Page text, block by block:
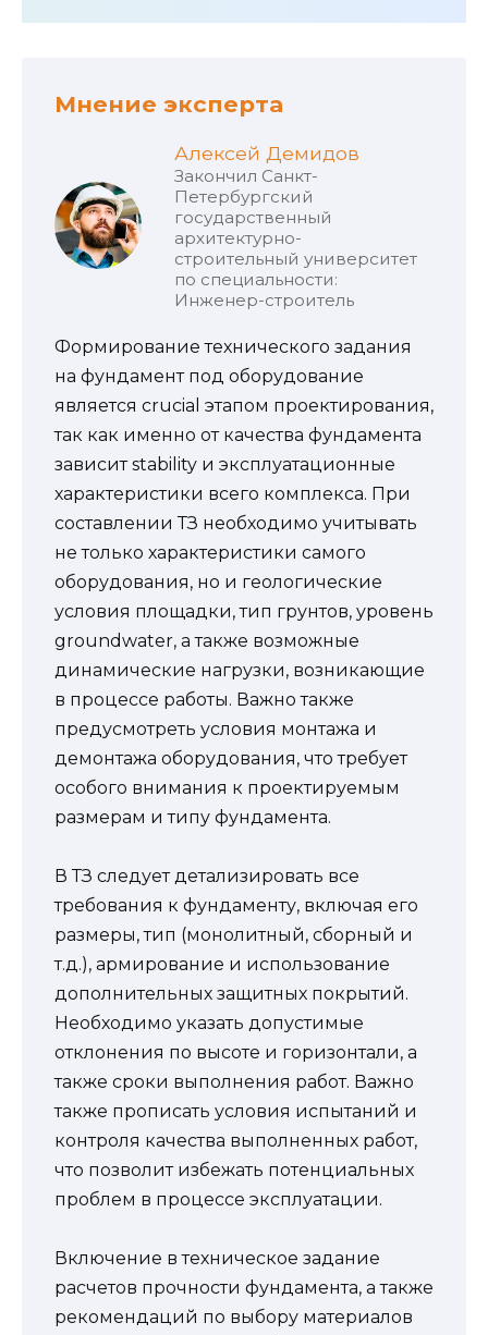
Мнение эксперта
Алексей Демидов
Закончил Санкт-
Петербургский
государственный
архитектурно-
строительный университет
по специальности:
Инженер-строитель
Формирование технического задания
на фундамент под оборудование
является crucial этапом проектирования,
так как именно от качества фундамента
зависит stability и эксплуатационные
характеристики всего комплекса. При
составлении ТЗ необходимо учитывать
не только характеристики самого
оборудования, но и геологические
условия площадки, тип грунтов, уровень
groundwater, а также возможные
динамические нагрузки, возникающие
в процессе работы. Важно также
предусмотреть условия монтажа и
демонтажа оборудования, что требует
особого внимания к проектируемым
размерам и типу фундамента.
В ТЗ следует детализировать все
требования к фундаменту, включая его
размеры, тип (монолитный, сборный и
т.д.), армирование и использование
дополнительных защитных покрытий.
Необходимо указать допустимые
отклонения по высоте и горизонтали, а
также сроки выполнения работ. Важно
также прописать условия испытаний и
контроля качества выполненных работ,
что позволит избежать потенциальных
проблем в процессе эксплуатации.
Включение в техническое задание
расчетов прочности фундамента, а также
рекомендаций по выбору материалов